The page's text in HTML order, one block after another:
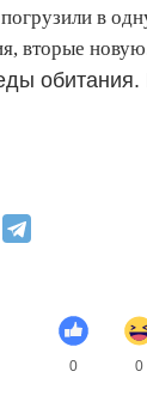
в
вторые
обитания.
0 0